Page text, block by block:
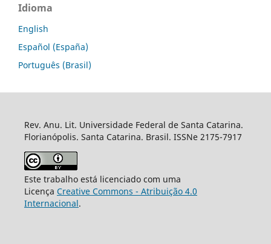
Idioma
English
Español (España)
Português (Brasil)
Rev. Anu. Lit. Universidade Federal de Santa Catarina.
Florianópolis. Santa Catarina. Brasil. ISSNe 2175-7917
Este trabalho está licenciado com uma
Licença Creative Commons - Atribuição 4.0
Internacional.